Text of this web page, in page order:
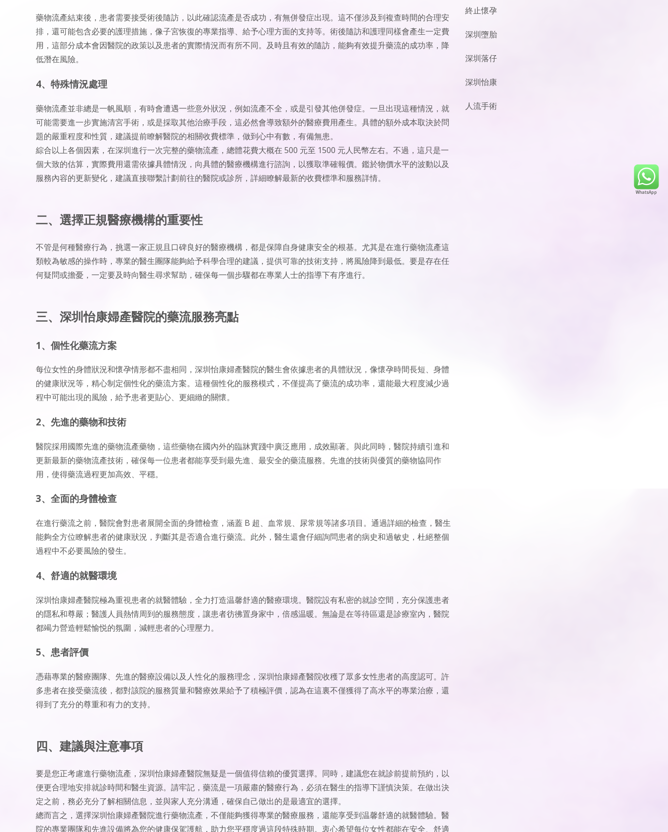
藥物流產結束後，患者需要接受術後隨訪，以此確認流產是否成功，有無併發症出現。這不僅涉及到複查時間的合理安
排，還可能包含必要的護理措施，像子宮恢復的專業指導、給予心理方面的支持等。術後隨訪和護理同樣會產生一定費
用，這部分成本會因醫院的政策以及患者的實際情況而有所不同。及時且有效的隨訪，能夠有效提升藥流的成功率，降
低潛在風險。
4、特殊情況處理
藥物流產並非總是一帆風順，有時會遭遇一些意外狀況，例如流產不全，或是引發其他併發症。一旦出現這種情況，就
可能需要進一步實施清宮手術，或是採取其他治療手段，這必然會導致額外的醫療費用產生。具體的額外成本取決於問
題的嚴重程度和性質，建議提前瞭解醫院的相關收費標準，做到心中有數，有備無患。
綜合以上各個因素，在深圳進行一次完整的藥物流產，總體花費大概在 500 元至 1500 元人民幣左右。不過，這只是一
個大致的估算，實際費用還需依據具體情況，向具體的醫療機構進行諮詢，以獲取準確報價。鑑於物價水平的波動以及
服務內容的更新變化，建議直接聯繫計劃前往的醫院或診所，詳細瞭解最新的收費標準和服務詳情。
二、選擇正規醫療機構的重要性
不管是何種醫療行為，挑選一家正規且口碑良好的醫療機構，都是保障自身健康安全的根基。尤其是在進行藥物流產這
類較為敏感的操作時，專業的醫生團隊能夠給予科學合理的建議，提供可靠的技術支持，將風險降到最低。要是存在任
何疑問或擔憂，一定要及時向醫生尋求幫助，確保每一個步驟都在專業人士的指導下有序進行。
三、深圳怡康婦產醫院的藥流服務亮點
1、個性化藥流方案
每位女性的身體狀況和懷孕情形都不盡相同，深圳怡康婦產醫院的醫生會依據患者的具體狀況，像懷孕時間長短、身體
的健康狀況等，精心制定個性化的藥流方案。這種個性化的服務模式，不僅提高了藥流的成功率，還能最大程度減少過
程中可能出現的風險，給予患者更貼心、更細緻的關懷。
2、先進的藥物和技術
醫院採用國際先進的藥物流產藥物，這些藥物在國內外的臨牀實踐中廣泛應用，成效顯著。與此同時，醫院持續引進和
更新最新的藥物流產技術，確保每一位患者都能享受到最先進、最安全的藥流服務。先進的技術與優質的藥物協同作
用，使得藥流過程更加高效、平穩。
3、全面的身體檢查
在進行藥流之前，醫院會對患者展開全面的身體檢查，涵蓋 B 超、血常規、尿常規等諸多項目。通過詳細的檢查，醫生
能夠全方位瞭解患者的健康狀況，判斷其是否適合進行藥流。此外，醫生還會仔細詢問患者的病史和過敏史，杜絕整個
過程中不必要風險的發生。
4、舒適的就醫環境
深圳怡康婦產醫院極為重視患者的就醫體驗，全力打造温馨舒適的醫療環境。醫院設有私密的就診空間，充分保護患者
的隱私和尊嚴；醫護人員熱情周到的服務態度，讓患者彷彿置身家中，倍感温暖。無論是在等待區還是診療室內，醫院
都竭力營造輕鬆愉悦的氛圍，減輕患者的心理壓力。
5、患者評價
憑藉專業的醫療團隊、先進的醫療設備以及人性化的服務理念，深圳怡康婦產醫院收穫了眾多女性患者的高度認可。許
多患者在接受藥流後，都對該院的服務質量和醫療效果給予了積極評價，認為在這裏不僅獲得了高水平的專業治療，還
得到了充分的尊重和有力的支持。
四、建議與注意事項
要是您正考慮進行藥物流產，深圳怡康婦產醫院無疑是一個值得信賴的優質選擇。同時，建議您在就診前提前預約，以
便更合理地安排就診時間和醫生資源。請牢記，藥流是一項嚴肅的醫療行為，必須在醫生的指導下謹慎決策。在做出決
定之前，務必充分了解相關信息，並與家人充分溝通，確保自己做出的是最適宜的選擇。
總而言之，選擇深圳怡康婦產醫院進行藥物流產，不僅能夠獲得專業的醫療服務，還能享受到温馨舒適的就醫體驗。醫
院的專業團隊和先進設備將為您的健康保駕護航，助力您平穩度過這段特殊時期。衷心希望每位女性都能在安全、舒適
終止懷孕
深圳墮胎
深圳落仔
深圳怡康
人流手術